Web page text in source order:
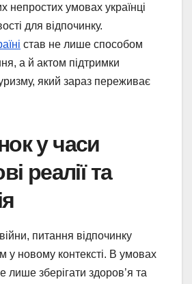
непростих умовах українці
для відпочинку.
став не лише способом
а й актом підтримки
який зараз переживає
у часи
реалії та
питання відпочинку
у новому контексті. В умовах
лише зберігати здоров’я та